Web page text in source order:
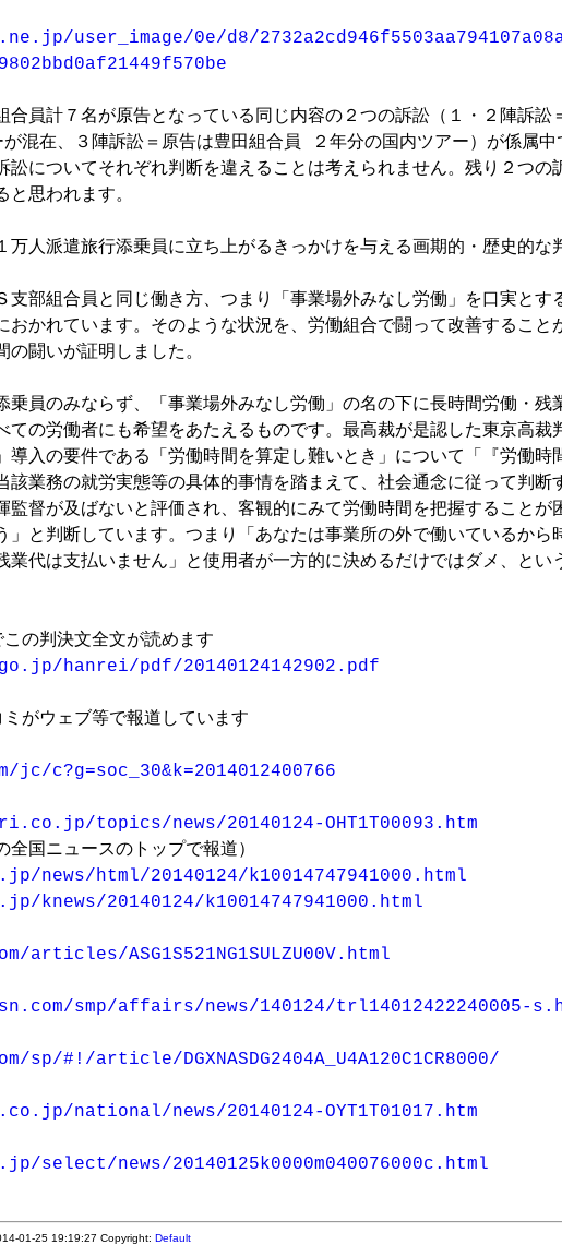
user_image/0e/d8/
合員計７名が原告となっている同じ内容の２つの訴訟（１・２陣訴訟
混在、３陣訴訟＝原告は豊田組合員 ２年分の国内ツアー）が係属中
訟についてそれぞれ判断を違えることは考えられません。残り２つの
思われます。
万人派遣旅行添乗員に立ち上がるきっかけを与える画期的・歴史的な
支部組合員と同じ働き方、つまり「事業場外みなし労働」を口実とす
おかれています。そのような状況を、労働組合で闘って改善すること
闘いが証明しました。
乗員のみならず、「事業場外みなし労働」の名の下に長時間労働・残
ての労働者にも希望をあたえるものです。最高裁が是認した東京高裁
導入の要件である「労働時間を算定し難いとき」について「『労働時
該業務の就労実態等の具体的事情を踏まえて、社会通念に従って判断
監督が及ばないと評価され、客観的にみて労働時間を把握することが
」と判断しています。つまり「あなたは事業所の外で働いているから
業代は支払いません」と使用者が一方的に決めるだけではダメ、とい
hanrei/pdf/20140124142902.pdf
がウェブ等で報道しています
c?g=soc_30&k=2014012400766
topics/news/20140124-OHT1T00093.htm
news/html/20140124/k10014747941000.html
knews/20140124/k10014747941000.html
articles/ASG1S521NG1SULZU00V.html
smp/affairs/news/140124/trl14012422240005-
#!/article/DGXNASDG2404A_U4A120C1CR8000/
national/news/20140124-OYT1T01017.htm
news/20140125k0000m040076000c.html
01-25 19:19:27Copyright:Default